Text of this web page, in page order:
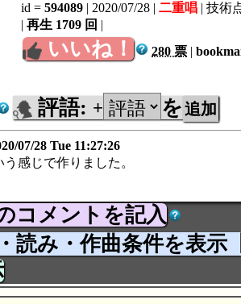
id = 594089 | 2020/07/28 | 二重唱 | 技術
| 再生 1709 回 |
いいね！ 280 票 |
評語: + を
07/28 Tue 11:27:26
う感じで作りました。
コメントを記入
読み・作曲条件を表示